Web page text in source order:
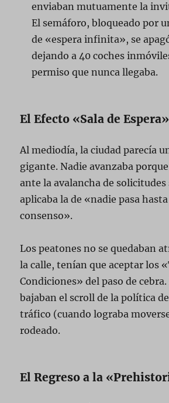
enviaban mutuamente la
El semáforo, bloqueado por
de «espera infinita», se
dejando a 40 coches
permiso que nunca llegaba.
El Efecto «Sala de Espera»
Al mediodía, la ciudad parecía
gigante. Nadie avanzaba
ante la avalancha de
aplicaba la de «nadie pasa
consenso».
Los peatones no se quedaban
la calle, tenían que aceptar los
Condiciones» del paso de
bajaban el scroll de la política
tráfico (cuando lograba
rodeado.
El Regreso a la